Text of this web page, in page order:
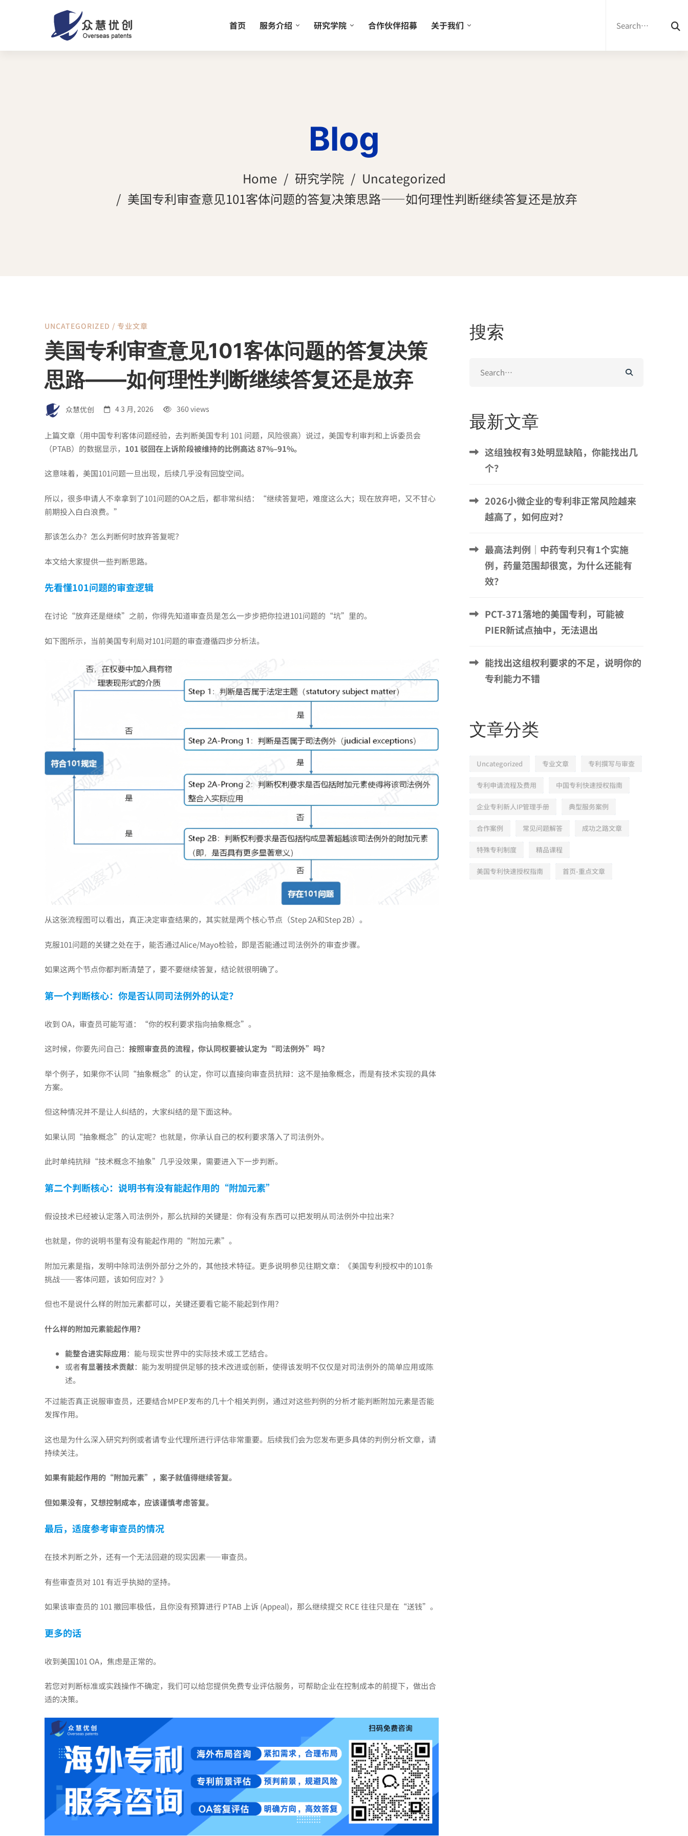
首页 服务介绍 研究学院 合作伙伴招募 关于我们
Blog
Home 研究学院
Uncategorized
美国专利审查意见101客体问题的答复决策思路——如何理性判断继续答复还是放弃
美
国
专
利
审
查
意
见
101
客
题
决
策
思
路
——
如
何
理
性
判
断
继
续
答
复
还
是
放
弃
UNCATEGORIZED / 专业文章
美国专利审查意见101客体问题的答复决策
思路——如何理性判断继续答复还是放弃
众慧优创 4 3 月, 2026 360 views
上篇文章（用中国专利客体问题经验，去判断美国专利 101 问题，风险很高）说过，美国专利审判和上诉委员会
（PTAB）的数据显示， 101 驳回在上诉阶段被维持的比例高达 87%–91%。
这意味着，美国101问题一旦出现，后续几乎没有回旋空间。
所以，很多申请人不幸拿到了101问题的OA之后，都非常纠结：“继续答复吧，难度这么大；现在放弃吧，又不甘心
前期投入白白浪费。”
那该怎么办？怎么判断何时放弃答复呢？
本文给大家提供一些判断思路。
先看懂101问题的审查逻辑
在讨论“放弃还是继续”之前，你得先知道审查员是怎么一步步把你拉进101问题的“坑”里的。
如下图所示，当前美国专利局对101问题的审查遵循四步分析法。
从这张流程图可以看出，真正决定审查结果的，其实就是两个核心节点（Step 2A和Step 2B）。
克服101问题的关键之处在于，能否通过Alice/Mayo检验，即是否能通过司法例外的审查步骤。
如果这两个节点你都判断清楚了，要不要继续答复，结论就很明确了。
第一个判断核心：你是否认同司法例外的认定？
收到 OA，审查员可能写道：“你的权利要求指向抽象概念”。
这时候，你要先问自己： 按照审查员的流程，你认同权要被认定为“司法例外”吗？
举个例子，如果你不认同“抽象概念”的认定，你可以直接向审查员抗辩：这不是抽象概念，而是有技术实现的具体
方案。
但这种情况并不是让人纠结的，大家纠结的是下面这种。
如果认同“抽象概念”的认定呢？也就是，你承认自己的权利要求落入了司法例外。
此时单纯抗辩“技术概念不抽象”几乎没效果，需要进入下一步判断。
第二个判断核心：说明书有没有能起作用的“附加元素”
假设技术已经被认定落入司法例外，那么抗辩的关键是：你有没有东西可以把发明从司法例外中拉出来？
也就是，你的说明书里有没有能起作用的“附加元素”。
附加元素是指，发明中除司法例外部分之外的，其他技术特征。更多说明参见往期文章：《美国专利授权中的101条
挑战——客体问题，该如何应对？ 》
但也不是说什么样的附加元素都可以，关键还要看它能不能起到作用？
什么样的附加元素能起作用？
能整合进实际应用：能与现实世界中的实际技术或工艺结合。
或者有显著技术贡献：能为发明提供足够的技术改进或创新，使得该发明不仅仅是对司法例外的简单应用或陈
述。
不过能否真正说服审查员，还要结合MPEP发布的几十个相关判例，通过对这些判例的分析才能判断附加元素是否能
发挥作用。
这也是为什么深入研究判例或者请专业代理所进行评估非常重要。后续我们会为您发布更多具体的判例分析文章，请
持续关注。
如果有能起作用的“附加元素”，案子就值得继续答复。
但如果没有，又想控制成本，应该谨慎考虑答复。
最后，适度参考审查员的情况
在技术判断之外，还有一个无法回避的现实因素——审查员。
有些审查员对 101 有近乎执拗的坚持。
如果该审查员的 101 撤回率极低，且你没有预算进行 PTAB 上诉 (Appeal)，那么继续提交 RCE 往往只是在“送钱”。
更多的话
收到美国101 OA，焦虑是正常的。
若您对判断标准或实践操作不确定，我们可以给您提供免费专业评估服务，可帮助企业在控制成本的前提下，做出合
适的决策。
搜索
for:
最新文章
这组独权有3处明显缺陷，你能找出几
个？
2026小微企业的专利非正常风险越来
越高了，如何应对？
最高法判例｜中药专利只有1个实施
例，药量范围却很宽，为什么还能有
效？
PCT-371落地的美国专利，可能被
PIER新试点抽中，无法退出
能找出这组权利要求的不足，说明你的
专利能力不错
文章分类
Uncategorized 专业文章 专利撰写与审查
专利申请流程及费用 中国专利快速授权指南
企业专利新人IP管理手册 典型服务案例
合作案例 常见问题解答 成功之路文章
特殊专利制度 精品课程
美国专利快速授权指南 首页-重点文章